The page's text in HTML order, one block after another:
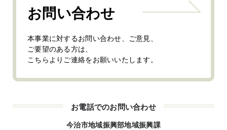
お問い合わせ
本事業に対するお問い合わせ、ご意見、
ご要望のある方は、
こちらよりご連絡をお願いいたします。
お電話でのお問い合わせ
今治市地域振興部地域振興課